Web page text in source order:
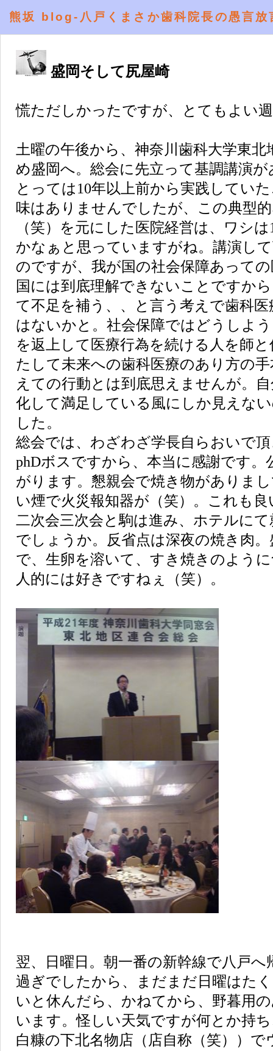
熊坂 blog-八戸くまさか歯科院長の愚言
盛岡そして尻屋崎
慌ただしかったですが、とてもよい
土曜の午後から、神奈川歯科大学東北
め盛岡へ。総会に先立って基調講演
とっては10年以上前から実践してい
味はありませんでしたが、この典型
（笑）を元にした医院経営は、ワシ
かなぁと思っていますがね。講演し
のですが、我が国の社会保障あって
国には到底理解できないことですか
て不足を補う、、と言う考えで歯科
はないかと。社会保障ではどうしよ
を返上して医療行為を続ける人を師
たして未来への歯科医療のあり方の
えての行動とは到底思えませんが。
化して満足している風にしか見えな
した。
総会では、わざわざ学長自らおいで
phDボスですから、本当に感謝です。
がります。懇親会で焼き物がありま
い煙で火災報知器が（笑）。これも
二次会三次会と駒は進み、ホテルに
でしょうか。反省点は深夜の焼き肉
で、生卵を溶いて、すき焼きのよう
人的には好きですねぇ（笑）。
翌、日曜日。朝一番の新幹線で八戸
過ぎでしたから、まだまだ日曜はた
いと休んだら、かねてから、野暮用
います。怪しい天気ですが何とか持
白糠の下北名物店（店自称（笑））